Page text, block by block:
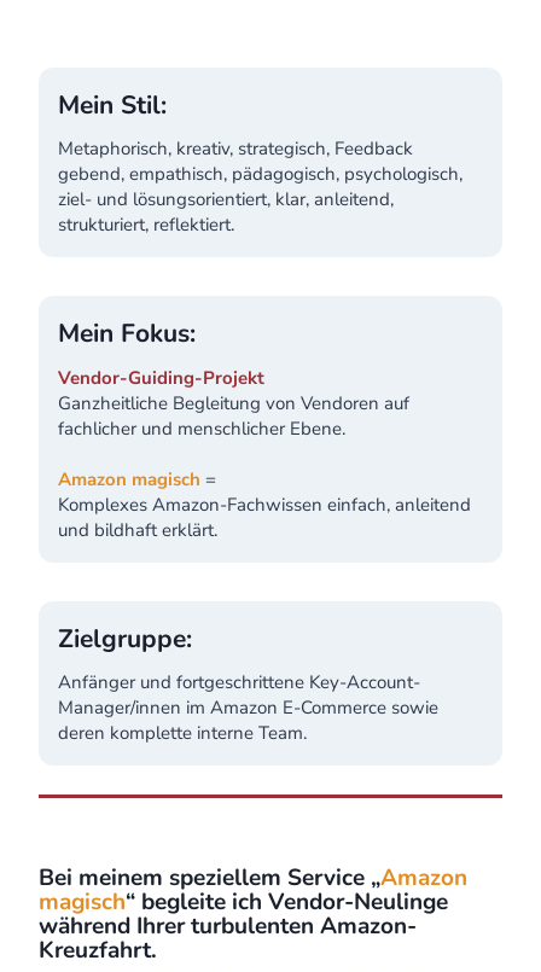
Mein Stil:
Metaphorisch, kreativ, strategisch, Feedback
gebend, empathisch, pädagogisch, psychologisch,
ziel- und lösungsorientiert, klar, anleitend,
strukturiert, reflektiert.
Mein Fokus:
Vendor-Guiding-Projekt
Ganzheitliche Begleitung von Vendoren auf
fachlicher und menschlicher Ebene.
Amazon magisch =
Komplexes Amazon-Fachwissen einfach, anleitend
und bildhaft erklärt.
Zielgruppe:
Anfänger und fortgeschrittene Key-Account-
Manager/innen im Amazon E-Commerce sowie
deren komplette interne Team.
Bei meinem speziellem Service „Amazon
magisch“ begleite ich Vendor-Neulinge
während Ihrer turbulenten Amazon-
Kreuzfahrt.